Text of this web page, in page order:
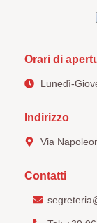
Orari di
Lunedì-
Indirizzo
Via
Contatti